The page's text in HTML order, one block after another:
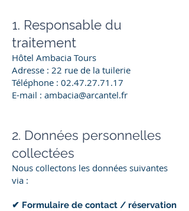
1. Responsable du
traitement
Hôtel Ambacia Tours
Adresse : 22 rue de la tuilerie
Téléphone : 02.47.27.71.17
E-mail : ambacia@arcantel.fr
2. Données personnelles
collectées
Nous collectons les données suivantes
via :
✔ Formulaire de contact / réservation